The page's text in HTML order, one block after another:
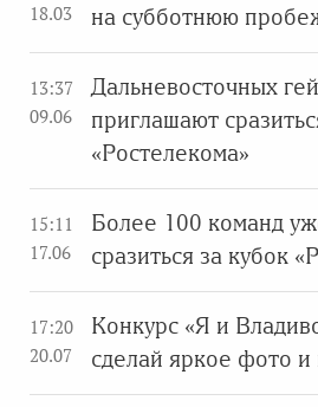
18.03
на субботнюю
13:37
09.06
Дальневосточных
приглашают
«Ростелекома»
15:11
17.06
Более 100 команд
сразиться за кубок
17:20
20.07
Конкурс «Я и
сделай яркое фото и